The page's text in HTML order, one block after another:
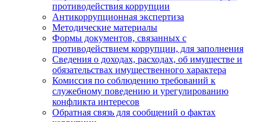
противодействия коррупции
Антикоррупционная экспертиза
Методические материалы
Формы документов, связанных с
противодействием коррупции, для заполнения
Сведения о доходах, расходах, об имуществе и
обязательствах имущественного характера
Комиссия по соблюдению требований к
служебному поведению и урегулированию
конфликта интересов
Обратная связь для сообщений о фактах